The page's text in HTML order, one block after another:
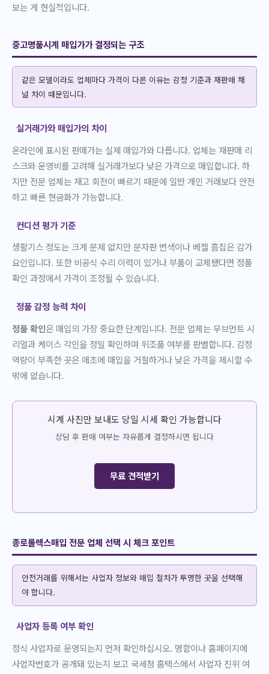
보는 게 현실적입니다.
중고명품시계 매입가가 결정되는 구조
같은 모델이라도 업체마다 가격이 다른 이유는 감정 기준과 재판매 채
널 차이 때문입니다.
실거래가와 매입가의 차이
온라인에 표시된 판매가는 실제 매입가와 다릅니다. 업체는 재판매 리
스크와 운영비를 고려해 실거래가보다 낮은 가격으로 매입합니다. 하
지만 전문 업체는 재고 회전이 빠르기 때문에 일반 개인 거래보다 안전
하고 빠른 현금화가 가능합니다.
컨디션 평가 기준
생활기스 정도는 크게 문제 없지만 문자판 변색이나 베젤 흠집은 감가
요인입니다. 또한 비공식 수리 이력이 있거나 부품이 교체됐다면 정품
확인 과정에서 가격이 조정될 수 있습니다.
정품 감정 능력 차이
정품 확인은 매입의 가장 중요한 단계입니다. 전문 업체는 무브먼트 시
리얼과 케이스 각인을 정밀 확인하며 위조품 여부를 판별합니다. 감정
역량이 부족한 곳은 애초에 매입을 거절하거나 낮은 가격을 제시할 수
밖에 없습니다.
시계 사진만 보내도 당일 시세 확인 가능합니다
상담 후 판매 여부는 자유롭게 결정하시면 됩니다
무료 견적받기
종로롤렉스매입 전문 업체 선택 시 체크 포인트
안전거래를 위해서는 사업자 정보와 매입 절차가 투명한 곳을 선택해
야 합니다.
사업자 등록 여부 확인
정식 사업자로 운영되는지 먼저 확인하십시오. 명함이나 홈페이지에
사업자번호가 공개돼 있는지 보고 국세청 홈택스에서 사업자 진위 여